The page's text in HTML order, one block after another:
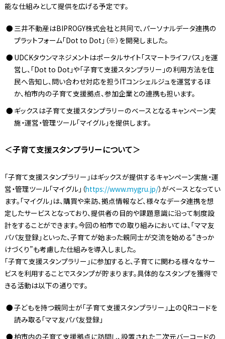
能な仕組みとして提供を広げる予定です。
三井不動産はBIPROGY株式会社と共同で、パーソナルデータ連携の
プラットフォーム「Dot to Dot」（※）を開発しました。
UDCKタウンマネジメントはポータルサイト「スマートライフパス」を運
営し、「Dot to Dot」や「子育て支援スタンプラリー」の利用方法を住
民へ告知し、問い合わせ対応を担うITコンシェルジュを運営するほ
か、柏市内の子育て支援拠点、参加企業との連携も担います。
ギックスは子育て支援スタンプラリーのベースとなるキャンペーン実
施・運営・管理ツール「マイグル」を提供します。
＜子育て支援スタンプラリーについて＞
「子育て支援スタンプラリー」はギックスが提供するキャンペーン実施・運
営・管理ツール「マイグル」（https://www.mygru.jp/）がベースとなってい
ます。「マイグル」は、購買や来訪、拠点情報など、様々なデータ連携を想
定したサービスとなっており、提供者の目的や課題意識に沿って制度設
計をすることができます。今回の柏市での取り組みにおいては、「ママ友
パパ友登録」といった、子育てが始まった親同士が交流を始める“きっか
けづくり”も考慮した仕組みを導入しました。
「子育て支援スタンプラリー」に参加すると、子育てに関わる様々なサー
ビスを利用することでスタンプが貯まります。具体的なスタンプを獲得で
きる活動は以下の通りです。
子どもを持つ親同士が「子育て支援スタンプラリー」上のQRコードを
読み取る「ママ友パパ友登録」
柏市内の子育て支援拠点に訪問し、設置された二次元バーコードの